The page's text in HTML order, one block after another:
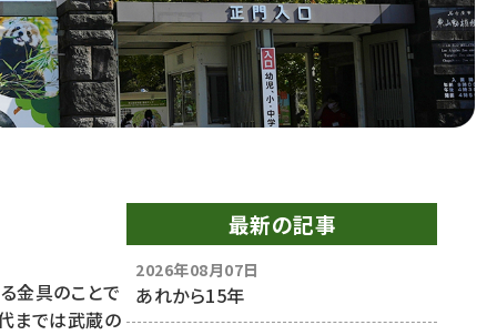
金具のことで
までは武蔵の
最新の記事
2026年08月07日
あれから15年